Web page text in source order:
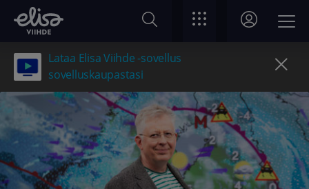
Lataa Elisa Viihde -sovellus
sovelluskaupastasi